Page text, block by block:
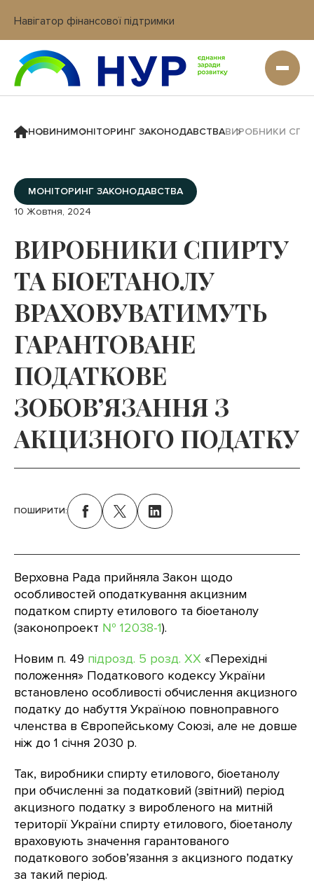
Навігатор фінансової підтримки
Вхід в кабінет IT платформи
НОВИНИМОНІТОРИНГ ЗАКОНОДАВСТВАВИРОБНИКИ
МОНІТОРИНГ ЗАКОНОДАВСТВА
10 Жовтня, 2024
ВИРОБНИКИ СПИРТУ
ТА БІОЕТАНОЛУ
ВРАХОВУВАТИМУТЬ
ГАРАНТОВАНЕ
ПОДАТКОВЕ
ЗОБОВ’ЯЗАННЯ З
АКЦИЗНОГО ПОДАТКУ
Верховна Рада прийняла Закон щодо
особливостей оподаткування акцизним
податком спирту етилового та біоетанолу
(законопроект № 12038-1).
Новим п. 49 підрозд. 5 розд. ХХ «Перехідні
положення» Податкового кодексу України
встановлено особливості обчислення акцизного
податку до набуття Україною повноправного
членства в Європейському Союзі, але не довше
ніж до 1 січня 2030 р.
Так, виробники спирту етилового, біоетанолу
при обчисленні за податковий (звітний) період
акцизного податку з виробленого на митній
території України спирту етилового, біоетанолу
враховують значення гарантованого
податкового зобов’язання з акцизного податку
за такий період.
ПОШИРИТИ: